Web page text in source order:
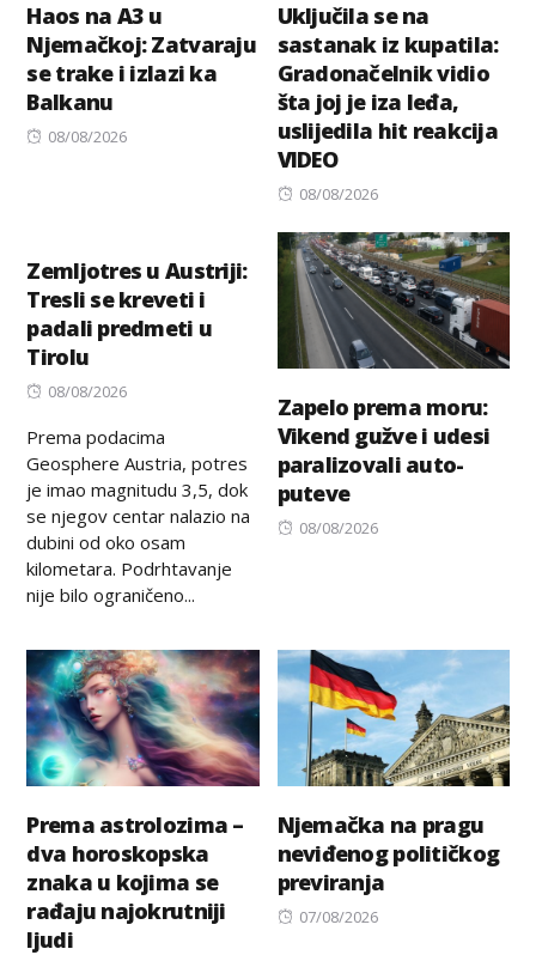
Haos na A3 u
Njemačkoj: Zatvaraju
se trake i izlazi ka
Balkanu
Posted
08/08/2026
Uključila se na
sastanak iz kupatila:
Gradonačelnik vidio
šta joj je iza leđa,
uslijedila hit reakcija
VIDEO
Posted
08/08/2026
Zemljotres u Austriji:
Tresli se kreveti i
padali predmeti u
Tirolu
Posted
08/08/2026
Prema podacima
Geosphere Austria, potres
je imao magnitudu 3,5, dok
se njegov centar nalazio na
dubini od oko osam
kilometara. Podrhtavanje
nije bilo ograničeno...
Zapelo prema moru:
Vikend gužve i udesi
paralizovali auto-
puteve
Posted
08/08/2026
Prema astrolozima –
dva horoskopska
znaka u kojima se
rađaju najokrutniji
ljudi
Njemačka na pragu
neviđenog političkog
previranja
Posted
07/08/2026